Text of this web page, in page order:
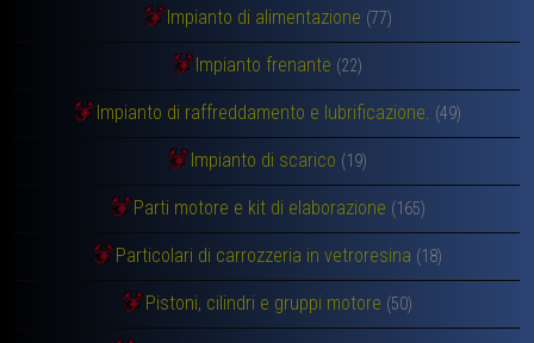
Impianto di alimentazione (77)
Impianto frenante (22)
Impianto di raffreddamento e lubrificazione. (49)
Impianto di scarico (19)
Parti motore e kit di elaborazione (165)
Particolari di carrozzeria in vetroresina (18)
Pistoni, cilindri e gruppi motore (50)